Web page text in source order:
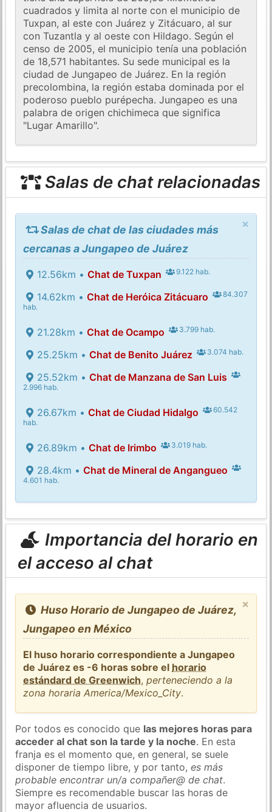
cuadrados y limita al norte con el municipio de
Tuxpan, al este con Juárez y Zitácuaro, al sur
con Tuzantla y al oeste con Hildago. Según el
censo de 2005, el municipio tenía una población
de 18,571 habitantes. Su sede municipal es la
ciudad de Jungapeo de Juárez. En la región
precolombina, la región estaba dominada por el
poderoso pueblo purépecha. Jungapeo es una
palabra de origen chichimeca que significa
"Lugar Amarillo".
Salas de chat relacionadas
×
Salas de chat de las ciudades más
cercanas a Jungapeo de Juárez
12.56km • Chat de Tuxpan 9.122 hab.
14.62km • Chat de Heróica Zitácuaro
84.307
hab.
21.28km • Chat de Ocampo 3.799 hab.
25.25km • Chat de Benito Juárez 3.074 hab.
25.52km • Chat de Manzana de San Luis
2.996 hab.
26.67km • Chat de Ciudad Hidalgo
60.542
hab.
26.89km • Chat de Irimbo 3.019 hab.
28.4km • Chat de Mineral de Angangueo
4.601 hab.
Importancia del horario en
el acceso al chat
×
Huso Horario de Jungapeo de Juárez,
Jungapeo en México
El huso horario correspondiente a Jungapeo
de Juárez es -6 horas sobre el horario
estándard de Greenwich,perteneciendo a la
zona horaria America/Mexico_City.
Por todos es conocido que las mejores horas para
acceder al chat son la tarde y la noche. En esta
franja es el momento que, en general, se suele
disponer de tiempo libre, y por tanto,es más
probable encontrar un/a compañer@ de chat.
Siempre es recomendable buscar las horas de
mayor afluencia de usuarios.